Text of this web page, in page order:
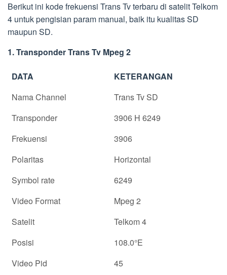
Berikut ini kode frekuensi Trans Tv terbaru di satelit Telkom
4 untuk pengisian param manual, baik itu kualitas SD
maupun SD.
1. Transponder Trans Tv Mpeg 2
DATA
KETERANGAN
Nama Channel
Trans Tv SD
Transponder
3906 H 6249
Frekuensi
3906
Polaritas
Horizontal
Symbol rate
6249
Video Format
Mpeg 2
Satelit
Telkom 4
Posisi
108.0°E
Video Pid
45